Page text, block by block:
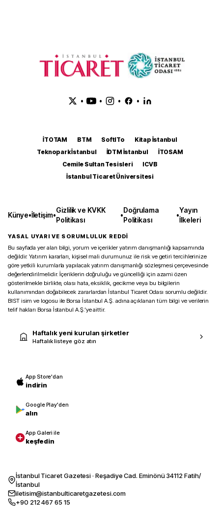
• • • •
İTOTAM BTM SoftITo
Kitap İstanbul
Teknopark İstanbul
İDTM İstanbul
İTOSAM
Cemile Sultan Tesisleri
ICVB
İstanbul Ticaret Üniversitesi
Künye•İletişim•
Gizlilik ve KVKK
Politikası
•
Doğrulama
Politikası
•
Yayın
İlkeleri
YASAL UYARI VE SORUMLULUK REDDİ
Bu sayfada yer alan bilgi, yorum ve içerikler yatırım danışmanlığı kapsamında
değildir. Yatırım kararları, kişisel mali durumunuz ile risk ve getiri tercihlerinize
göre yetkili kurumlarla yapılacak yatırım danışmanlığı sözleşmesi çerçevesinde
değerlendirilmelidir. İçeriklerin doğruluğu ve güncelliği için azami özen
gösterilmekle birlikte, olası hata, eksiklik, gecikme veya bu bilgilerin
kullanımından doğabilecek zararlardan İstanbul Ticaret Odası sorumlu değildir.
BIST isim ve logosu ile Borsa İstanbul A.Ş. adına açıklanan tüm bilgi ve verilerin
telif hakları Borsa İstanbul A.Ş.’ye aittir.
Haftalık yeni kurulan şirketler
Haftalık listeye göz atın
App Store'dan
indirin
Google Play'den
alın
App Galeri ile
keşfedin
İstanbul Ticaret Gazetesi · Reşadiye Cad. Eminönü 34112 Fatih/
İstanbul
iletisim@istanbulticaretgazetesi.com
+90 212 467 65 15